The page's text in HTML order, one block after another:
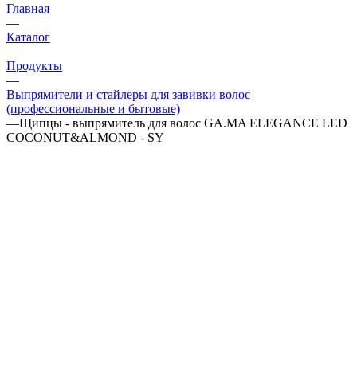
Главная
—
Каталог
—
Продукты
—
Выпрямители и стайлеры для завивки волос
(профессиональные и бытовые)
—Щипцы - выпрямитель для волос GA.MA ELEGANCE LED
COCONUT&ALMOND - SY